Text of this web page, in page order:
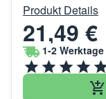
Produkt Details
21,49 €
1-2 Werktage